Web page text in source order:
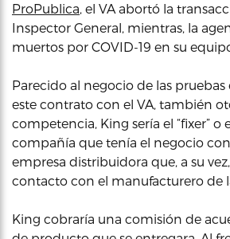
ProPublica, el VA abortó la
Inspector General, mientras, la
muertos por COVID-19 en su
Parecido al negocio de las pruebas
este contrato con el VA, también
competencia, King sería el “fixer” o
compañía que tenía el negocio
empresa distribuidora que, a su
contacto con el manufacturero de
King cobraría una comisión de